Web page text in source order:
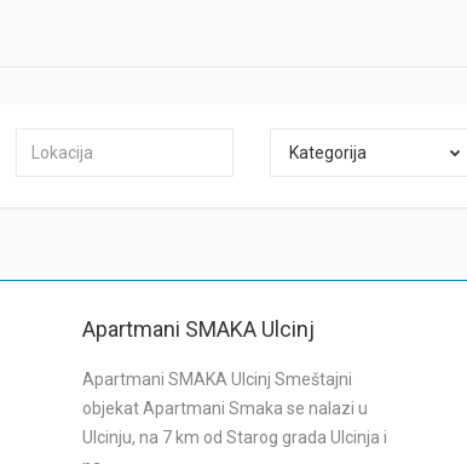
Kategorija
Apartmani SMAKA Ulcinj
Apartmani SMAKA Ulcinj Smeštajni
objekat Apartmani Smaka se nalazi u
Ulcinju, na 7 km od Starog grada Ulcinja i